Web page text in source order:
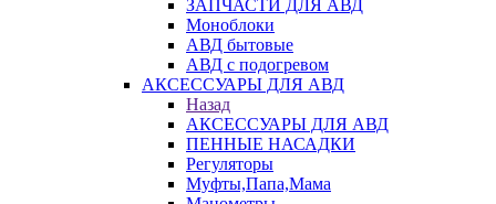
ЗАПЧАСТИ ДЛЯ АВД
Моноблоки
АВД бытовые
АВД с подогревом
АКСЕССУАРЫ ДЛЯ АВД
Назад
АКСЕССУАРЫ ДЛЯ АВД
ПЕННЫЕ НАСАДКИ
Регуляторы
Муфты,Папа,Мама